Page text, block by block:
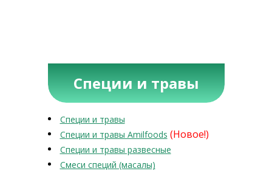
Специи и травы
Специи и травы
Специи и травы Amilfoods (Новое!)
Специи и травы развесные
Смеси специй (масалы)